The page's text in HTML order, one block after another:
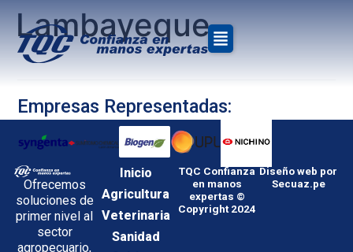
Lambayeque
Empresas Representadas:
Ofrecemos
soluciones de
primer nivel al
sector
agropecuario,
Inicio
Agricultura
Veterinaria
Sanidad
TQC Confianza
en manos
expertas ©
Copyright 2024
Diseño web por
Secuaz.pe